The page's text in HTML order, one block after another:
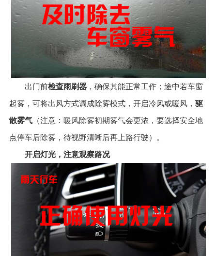
出门前检查雨刷器，确保其能正常工作；途中若车窗
起雾，可将出风方式调成除雾模式，开启冷风或暖风， 驱
散雾气（注意：暖风除雾初期雾气会更浓，要选择安全地
点停车后除雾，待视野清晰后再上路行驶）。
开启灯光，注意观察路况